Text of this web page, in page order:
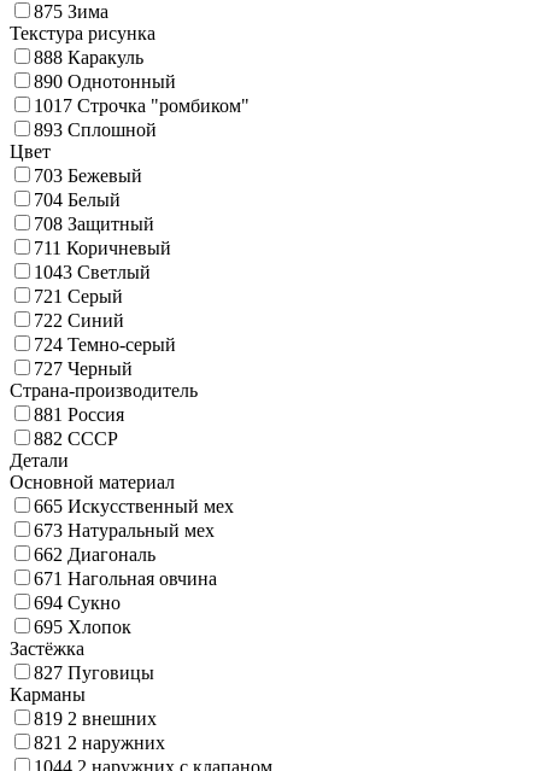
875 Зима
Текстура рисунка
888 Каракуль
890 Однотонный
1017 Строчка "ромбиком"
893 Сплошной
Цвет
703 Бежевый
704 Белый
708 Защитный
711 Коричневый
1043 Светлый
721 Серый
722 Синий
724 Темно-серый
727 Черный
Страна-производитель
881 Россия
882 СССР
Детали
Основной материал
665 Искусственный мех
673 Натуральный мех
662 Диагональ
671 Нагольная овчина
694 Сукно
695 Хлопок
Застёжка
827 Пуговицы
Карманы
819 2 внешних
821 2 наружних
1044 2 наружних с клапаном